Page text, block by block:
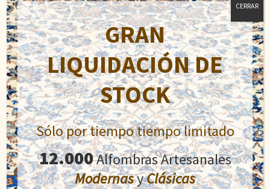
Ziegler
1.700,00€
El
precio
original
era:
1.700,00€.
1.350,00€El
precio
actual
es:
1.350,00€.
Añadir al carrito
GRAN
LIQUIDACIÓN DE
STOCK
Sólo por tiempo tiempo limitado
12.000Alfombras Artesanales
ModernasyClásicas
CERRAR